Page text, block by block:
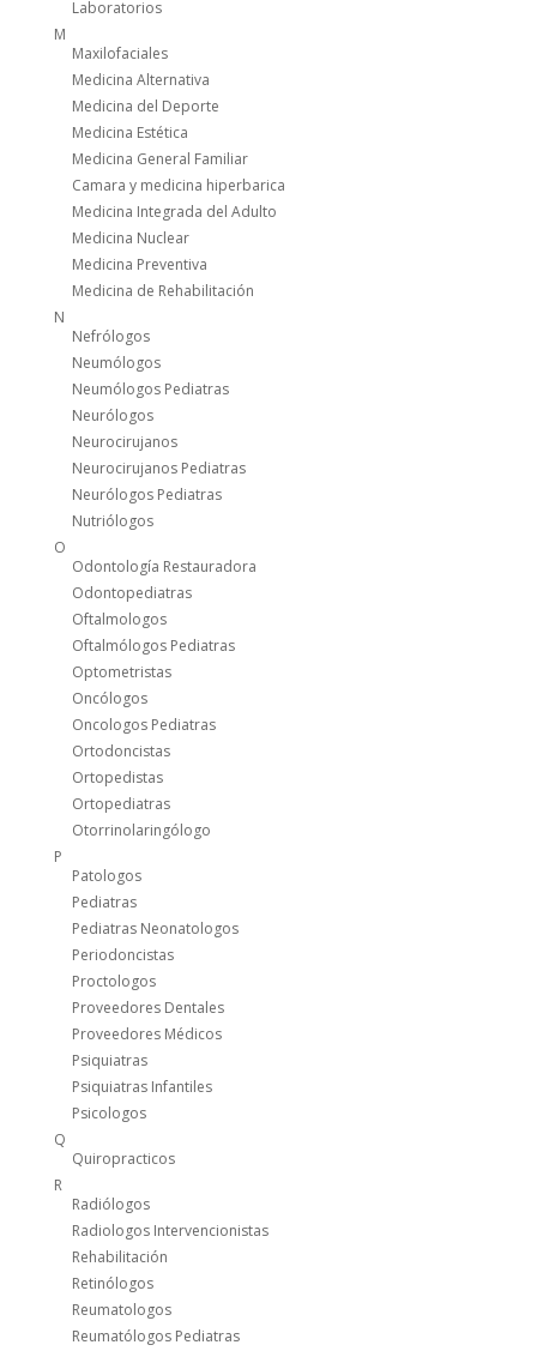
Laboratorios
M
Maxilofaciales
Medicina Alternativa
Medicina del Deporte
Medicina Estética
Medicina General Familiar
Camara y medicina hiperbarica
Medicina Integrada del Adulto
Medicina Nuclear
Medicina Preventiva
Medicina de Rehabilitación
N
Nefrólogos
Neumólogos
Neumólogos Pediatras
Neurólogos
Neurocirujanos
Neurocirujanos Pediatras
Neurólogos Pediatras
Nutriólogos
O
Odontología Restauradora
Odontopediatras
Oftalmologos
Oftalmólogos Pediatras
Optometristas
Oncólogos
Oncologos Pediatras
Ortodoncistas
Ortopedistas
Ortopediatras
Otorrinolaringólogo
P
Patologos
Pediatras
Pediatras Neonatologos
Periodoncistas
Proctologos
Proveedores Dentales
Proveedores Médicos
Psiquiatras
Psiquiatras Infantiles
Psicologos
Q
Quiropracticos
R
Radiólogos
Radiologos Intervencionistas
Rehabilitación
Retinólogos
Reumatologos
Reumatólogos Pediatras